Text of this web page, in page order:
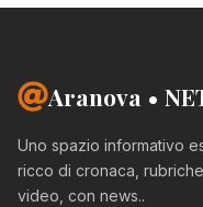
Aranova •
Uno spazio informativo
ricco di cronaca,
video, con news..